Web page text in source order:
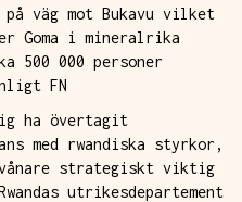
väg mot Bukavu vilket
Goma i mineralrika
500 000 personer
FN
ha övertagit
med rwandiska styrkor,
strategiskt viktig
utrikesdepartement